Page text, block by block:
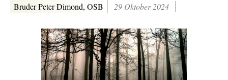
Bruder Peter Dimond, OSB 29 Oktober 2024